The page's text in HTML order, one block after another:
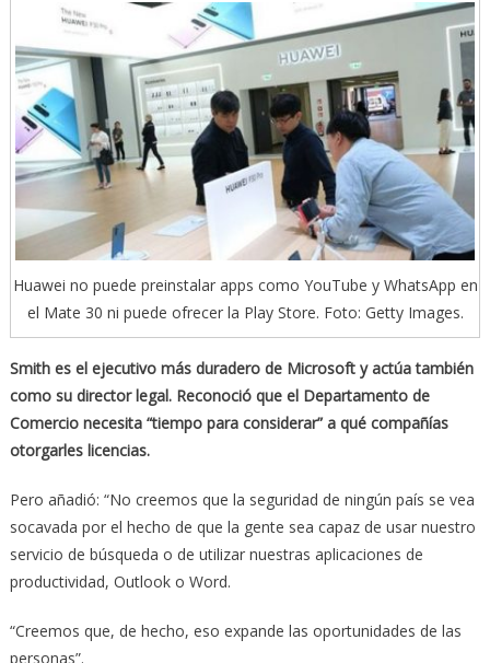
Huawei no puede preinstalar apps como YouTube y WhatsApp en
el Mate 30 ni puede ofrecer la Play Store. Foto: Getty Images.
Smith es el ejecutivo más duradero de Microsoft y actúa también
como su director legal. Reconoció que el Departamento de
Comercio necesita “tiempo para considerar” a qué compañías
otorgarles licencias.
Pero añadió: “No creemos que la seguridad de ningún país se vea
socavada por el hecho de que la gente sea capaz de usar nuestro
servicio de búsqueda o de utilizar nuestras aplicaciones de
productividad, Outlook o Word.
“Creemos que, de hecho, eso expande las oportunidades de las
personas”.